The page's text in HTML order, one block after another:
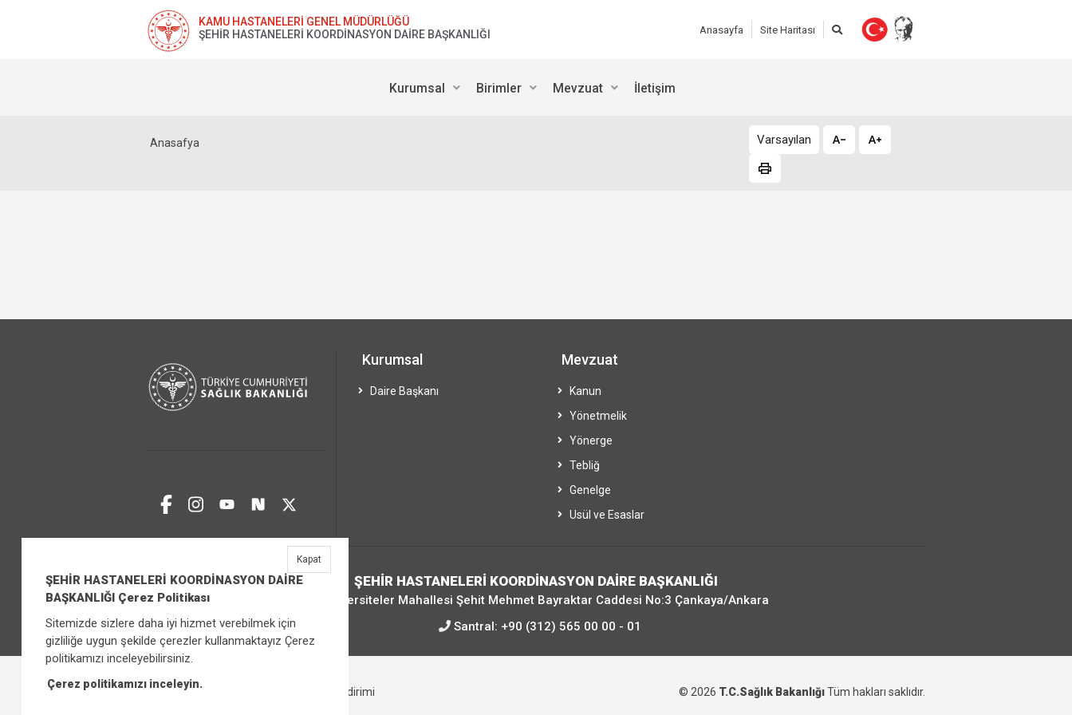
KAMU HASTANELERİ GENEL MÜDÜRLÜĞÜ
ŞEHİR HASTANELERİ KOORDİNASYON DAİRE BAŞKANLIĞI
Anasayfa Site Haritası
Kurumsal Birimler Mevzuat İletişim
Anasafya Varsayılan
Kurumsal
Daire Başkanı
Mevzuat
Kanun
Yönetmelik
Yönerge
Tebliğ
Genelge
Usül ve Esaslar
ŞEHİR HASTANELERİ KOORDİNASYON DAİRE BAŞKANLIĞI
Üniversiteler Mahallesi Şehit Mehmet Bayraktar Caddesi No:3 Çankaya/Ankara
Santral: +90 (312) 565 00 00 - 01
Çerez Politikası Bilgi Güvenliği İhlal Bildirimi © 2026 T.C.Sağlık BakanlığıTüm hakları saklıdır.
ŞEHİR HASTANELERİ KOORDİNASYON DAİRE
BAŞKANLIĞI Çerez Politikası
Sitemizde sizlere daha iyi hizmet verebilmek için
gizliliğe uygun şekilde çerezler kullanmaktayız Çerez
politikamızı inceleyebilirsiniz.
Çerez politikamızı inceleyin.
Kapat